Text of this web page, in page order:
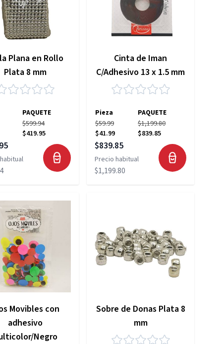
Plana en Rollo
Plata 8 mm
PAQUETE
$599.94
$419.95
Cinta de Iman
C/Adhesivo 13 x 1.5 mm
Pieza
PAQUETE
$59.99
$41.99
$1,199.80
$839.85
Precio especial
$839.85
Precio habitual
$1,199.80
Movibles con
adhesivo
Negro
Sobre de Donas Plata 8
mm